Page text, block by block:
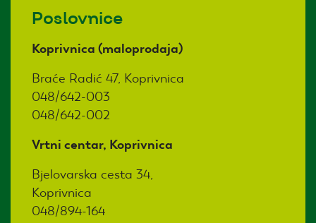
Poslovnice
Koprivnica (maloprodaja)
Braće Radić 47, Koprivnica
048/642-003
048/642-002
Vrtni centar, Koprivnica
Bjelovarska cesta 34,
Koprivnica
048/894-164